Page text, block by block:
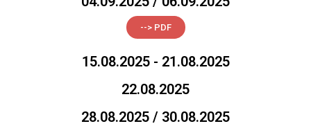
--> PDF
15.08.2025 - 21.08.2025
22.08.2025
28.08.2025 / 30.08.2025